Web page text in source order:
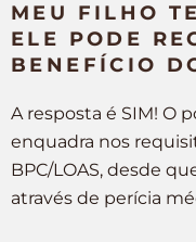
MEU FILHO
ELE PODE
BENEFÍCIO
A resposta é SIM! O
enquadra nos
BPC/LOAS, desde
através de perícia